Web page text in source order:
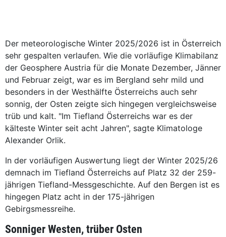
Der meteorologische Winter 2025/2026 ist in Österreich
sehr gespalten verlaufen. Wie die vorläufige Klimabilanz
der Geosphere Austria für die Monate Dezember, Jänner
und Februar zeigt, war es im Bergland sehr mild und
besonders in der Westhälfte Österreichs auch sehr
sonnig, der Osten zeigte sich hingegen vergleichsweise
trüb und kalt. "Im Tiefland Österreichs war es der
kälteste Winter seit acht Jahren", sagte Klimatologe
Alexander Orlik.
In der vorläufigen Auswertung liegt der Winter 2025/26
demnach im Tiefland Österreichs auf Platz 32 der 259-
jährigen Tiefland-Messgeschichte. Auf den Bergen ist es
hingegen Platz acht in der 175-jährigen
Gebirgsmessreihe.
Sonniger Westen, trüber Osten